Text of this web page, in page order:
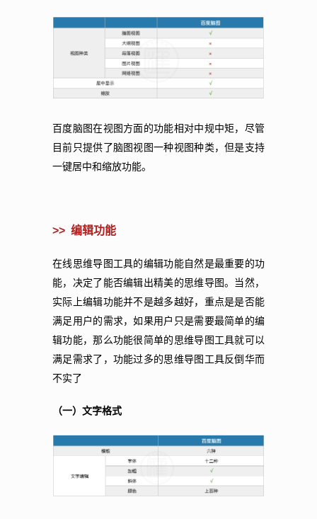
百度脑图在视图方面的功能相对中规中矩，尽管
目前只提供了脑图视图一种视图种类，但是支持
一键居中和缩放功能。
>> 编辑功能
在线思维导图工具的编辑功能自然是最重要的功
能，决定了能否编辑出精美的思维导图。当然，
实际上编辑功能并不是越多越好，重点是是否能
满足用户的需求，如果用户只是需要最简单的编
辑功能，那么功能很简单的思维导图工具就可以
满足需求了，功能过多的思维导图工具反倒华而
不实了
（一）文字格式